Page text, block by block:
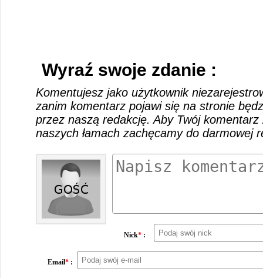
Wyraź swoje zdanie :
Komentujesz jako użytkownik
zanim komentarz pojawi się na stronie
przez naszą redakcję. Aby Twój
naszych łamach zachęcamy do darmowej
Nick* :
Email* :